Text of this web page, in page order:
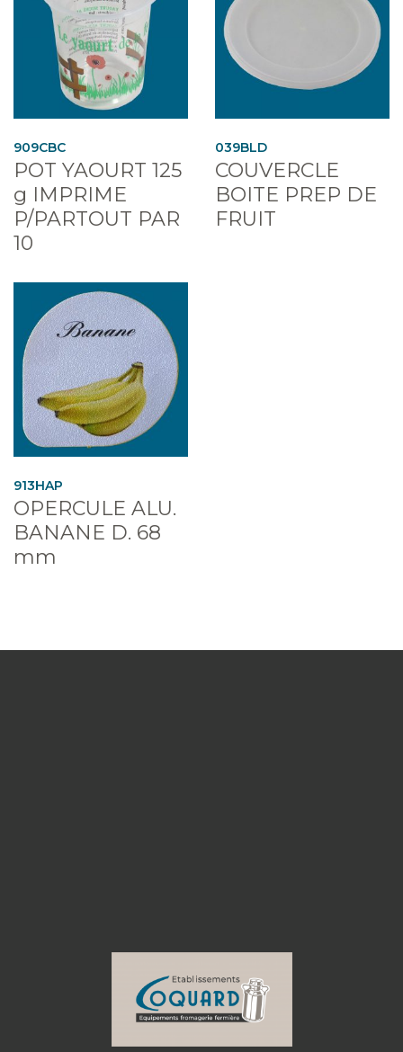
909CBC
POT YAOURT 125
g IMPRIME
P/PARTOUT PAR
10
039BLD
COUVERCLE
BOITE PREP DE
FRUIT
913HAP
OPERCULE ALU.
BANANE D. 68
mm